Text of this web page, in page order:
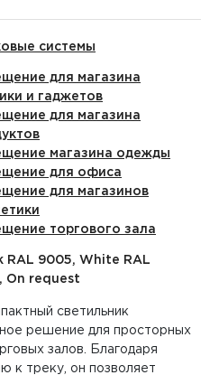
системы
для магазина
и гаджетов
для магазина
магазина одежды
для офиса
для магазинов
торгового зала
RAL 9005, White RAL
On request
светильник
решение для просторных
залов. Благодаря
к треку, он позволяет